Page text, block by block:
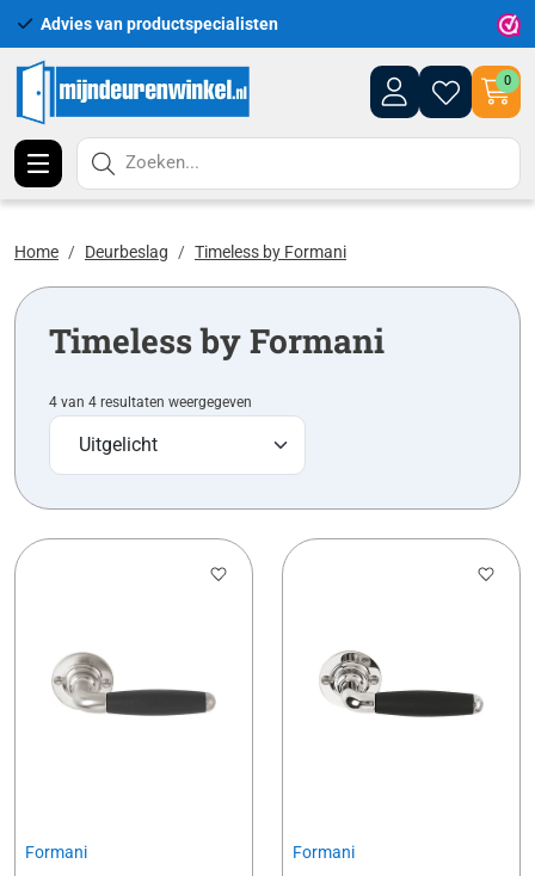
Advies van productspecialisten
0
Zoeken...
Home Deurbeslag Timeless by Formani
Timeless by Formani
4 van 4 resultaten weergegeven
Formani
Formani